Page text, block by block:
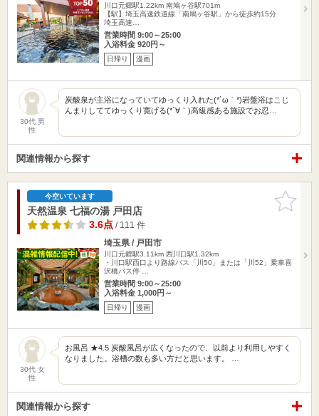
川口元郷駅1.22km 南鳩ヶ谷駅701m
【駅】埼玉高速鉄道線「南鳩ヶ谷駅」から徒歩約15分
埼玉高速…
営業時間 9:00～25:00
入浴料金 920円～
日帰り 漫画
30代 男
性
炭酸泉が主浴になっていてゆっくり入れた(*´ω｀*)岩盤浴はこじ
んまりしててゆっくり寛げる(*´∀｀)高級感ある施設でお忍…
関連情報から探す
お気に入
りに追加
今空いています
天然温泉 七福の湯 戸田店
3.6点/ 111 件
埼玉県 / 戸田市
川口元郷駅3.11km 西川口駅1.32km
・川口駅西口より路線バス「川50」または「川52」乗車喜
沢橋バス停 …
営業時間 9:00～25:00
入浴料金 1,000円～
日帰り 漫画
30代 女
性
お風呂 ★4.5 炭酸風呂が広くなったので、以前より利用しやすく
なりました。浴槽の数も多い方だと思います。 …
関連情報から探す